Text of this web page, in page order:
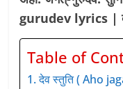
gurudev lyrics |
Table of
देव स्तुति ( Aho